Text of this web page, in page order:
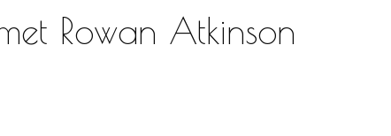
Rowan Atkinson